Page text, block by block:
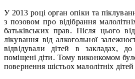
У 2013 році орган опіки та
з позовом про відібрання
батьківських прав. Після цього
лікування від алкогольної
відвідували дітей в закладах,
поміщені діти. Тому виконкомом
повернення шістьох малолітніх